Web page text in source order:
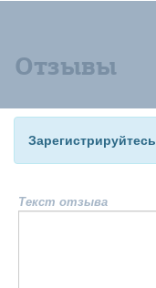
Отзывы
Зарегистрируйтесь
Текст отзыва